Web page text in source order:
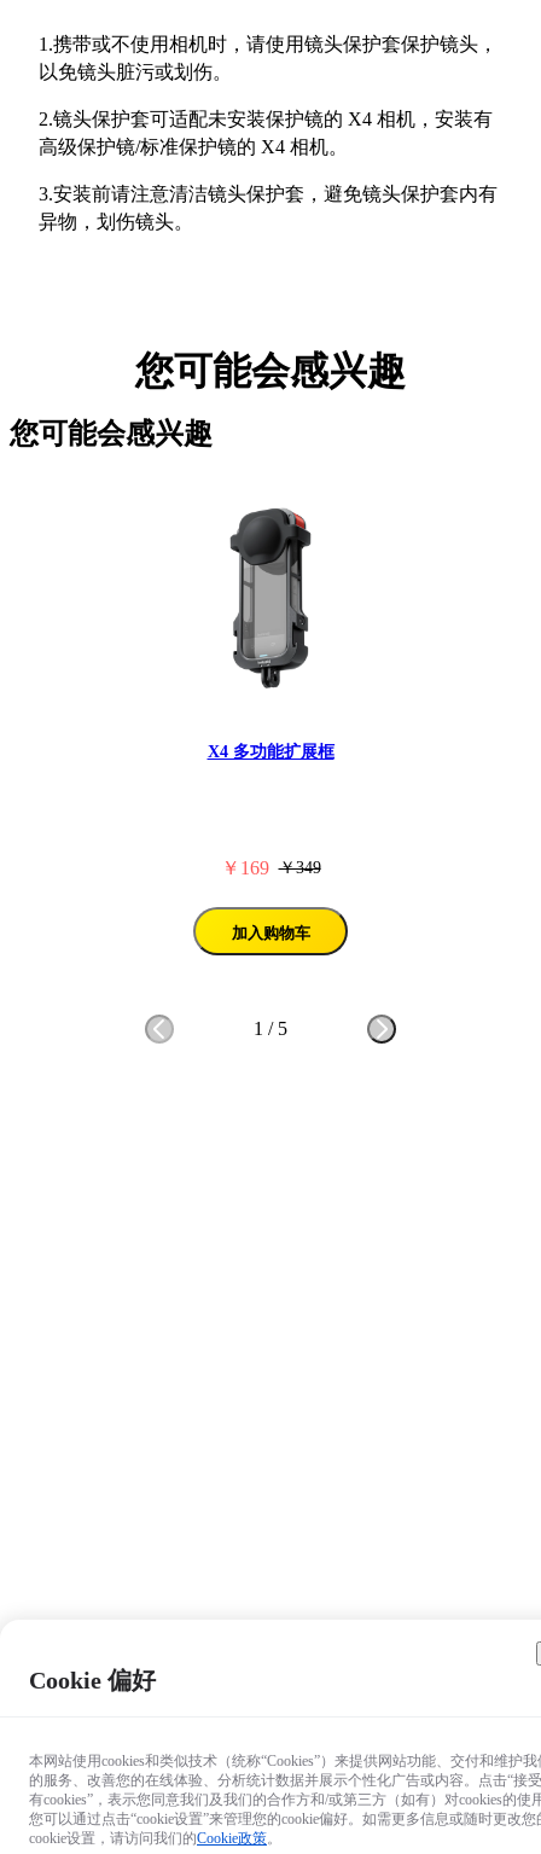
1.携带或不使用相机时，请使用镜头保护套保护镜头，
以免镜头脏污或划伤。
2.镜头保护套可适配未安装保护镜的 X4 相机，安装有
高级保护镜/标准保护镜的 X4 相机。
3.安装前请注意清洁镜头保护套，避免镜头保护套内有
异物，划伤镜头。
您可能会感兴趣
您可能会感兴趣
X4 多功能扩展框
￥169 ￥349
加入购物车
1 / 5
Cookie 偏好
本网站使用cookies和类似技术（统称“Cookies”）来提供网站功能、交付和维护我
的服务、改善您的在线体验、分析统计数据并展示个性化广告或内容。点击“接
有cookies”，表示您同意我们及我们的合作方和/或第三方（如有）对cookies的使
您可以通过点击“cookie设置”来管理您的cookie偏好。如需更多信息或随时更改您
cookie设置，请访问我们的Cookie政策。